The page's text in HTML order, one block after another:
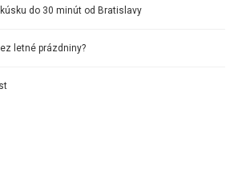
do 30 minút od Bratislavy
letné prázdniny?